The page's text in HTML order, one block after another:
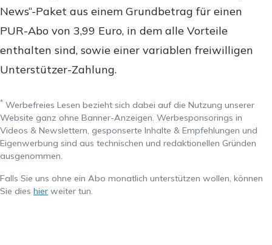
News“-Paket aus einem Grundbetrag für einen
PUR-Abo von 3,99 Euro, in dem alle Vorteile
enthalten sind, sowie einer variablen freiwilligen
Unterstützer-Zahlung.
* Werbefreies Lesen bezieht sich dabei auf die Nutzung unserer
Website ganz ohne Banner-Anzeigen. Werbesponsorings in
Videos & Newslettern, gesponserte Inhalte & Empfehlungen und
Eigenwerbung sind aus technischen und redaktionellen Gründen
ausgenommen.
Falls Sie uns ohne ein Abo monatlich unterstützen wollen, können
Sie dies hier weiter tun.